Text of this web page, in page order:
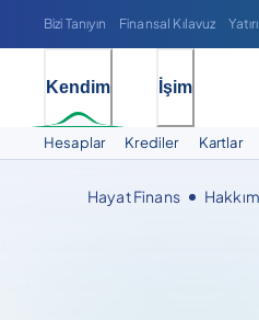
Bizi Tanıyın Finansal Kılavuz
Kendim İşim
Hesaplar Krediler Kartlar
Hayat Finans